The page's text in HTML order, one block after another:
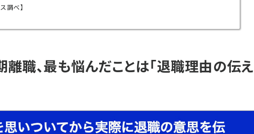
調べ】
職、最も悩んだことは「退職理由の伝え